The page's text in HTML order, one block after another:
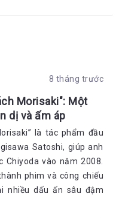
8 tháng trước
Morisaki": Một
dị và ấm áp
là tác phẩm đầu
Satoshi, giúp anh
vào năm 2008.
phim và công chiếu
nhiều dấu ấn sâu đậm